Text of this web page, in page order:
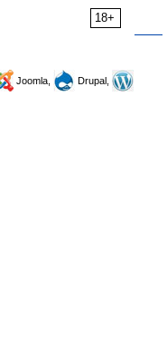
18+
Joomla,
Drupal,